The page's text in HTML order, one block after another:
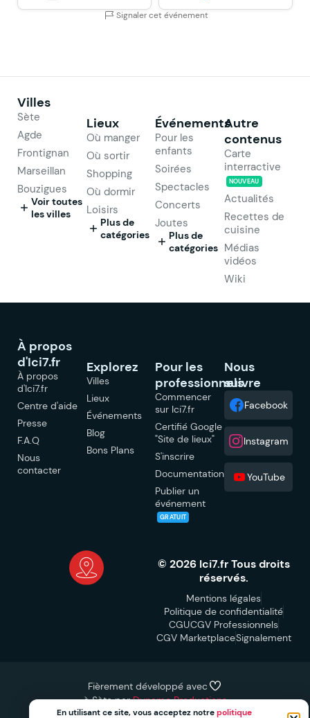
Signaler cet événement
Événement terminé
Villes
Sète
Agde
Frontignan
Marseillan
Bouzigues
Voir toutes
les villes
Lieux
Où manger
Où sortir
Shopping
Où dormir
Loisirs
Plus de
catégories
Événements
Pour les
enfants
Soirées
Spectacles
Concerts
Joutes
Plus de
catégories
Autre
contenus
Carte
interractive
NOUVEAU
Actualités
Recettes de
cuisine
Médias
vidéos
Wiki
À propos
d'Ici7.fr
À propos
d'Ici7.fr
Centre d'aide
Presse
F.A.Q
Nous
contacter
Explorez
Villes
Lieux
Événements
Blog
Bons Plans
Pour les
professionnels
Commencer
sur Ici7.fr
Certifié Google
"Site de lieux"
S'inscrire
Documentation
Publier un
événement
GRATUIT
Nous
suivre
Facebook
Instagram
YouTube
© 2026 Ici7.fr Tous droits
réservés.
Mentions légales
Politique de confidentialité
CGUCGV Professionnels
CGV MarketplaceSignalement
Fièrement développé avec
à Sète parDynamo Productions
En utilisant ce site, vous acceptez notrepolitique